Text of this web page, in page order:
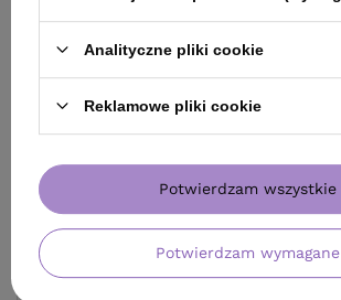
ZOBACZ RÓWNIEŻ
Analityczne pliki cookie
Reklamowe pliki cookie
Potwierdzam wymagane
Potwierdzam wszystkie